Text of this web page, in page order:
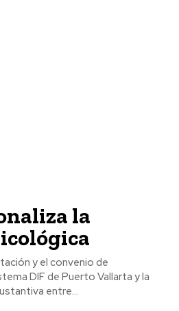
la
y el convenio de
DIF de Puerto Vallarta y la
entre...